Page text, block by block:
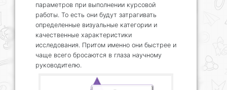
параметров при выполнении курсовой
работы. То есть они будут затрагивать
определенные визуальные категории и
качественные характеристики
исследования. Притом именно они быстрее и
чаще всего бросаются в глаза научному
руководителю.